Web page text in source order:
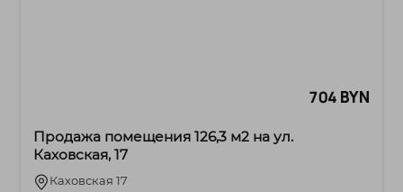
704 BYN
Продажа помещения 126,3 м2 на ул.
Каховская, 17
Каховская 17